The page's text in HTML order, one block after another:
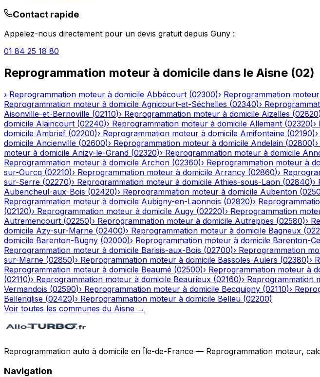
Contact rapide
Appelez-nous directement pour un devis gratuit depuis Guny :
01 84 25 18 80
Reprogrammation moteur à domicile dans le Aisne (02)
› Reprogrammation moteur à domicile Abbécourt (02300)› Reprogrammation
Reprogrammation moteur à domicile Agnicourt-et-Séchelles (02340)›
Aisonville-et-Bernoville (02110)› Reprogrammation moteur à domicile Aizelles (02820
domicile Alaincourt (02240)› Reprogrammation moteur à domicile Allemant (02320)›
domicile Ambrief (02200)› Reprogrammation moteur à domicile Amifontaine (02190)›
domicile Ancienville (02600)› Reprogrammation moteur à domicile Andelain (02800)›
moteur à domicile Anizy-le-Grand (02320)› Reprogrammation moteur à domicile
Reprogrammation moteur à domicile Archon (02360)› Reprogrammation moteur à
sur-Ourcq (02210)› Reprogrammation moteur à domicile Arrancy (02860)›
sur-Serre (02270)› Reprogrammation moteur à domicile Athies-sous-Laon (02840)›
Aubencheul-aux-Bois (02420)› Reprogrammation moteur à domicile Aubenton (
Reprogrammation moteur à domicile Aubigny-en-Laonnois (02820)›
(02120)› Reprogrammation moteur à domicile Augy (02220)› Reprogrammation
Autremencourt (02250)› Reprogrammation moteur à domicile Autreppes (02580)›
domicile Azy-sur-Marne (02400)› Reprogrammation moteur à domicile Bagneux (
domicile Barenton-Bugny (02000)› Reprogrammation moteur à domicile Barenton-
Reprogrammation moteur à domicile Barisis-aux-Bois (02700)› Reprogrammation
sur-Marne (02850)› Reprogrammation moteur à domicile Bassoles-Aulers (02380)›
Reprogrammation moteur à domicile Beaumé (02500)› Reprogrammation moteur à
(02110)› Reprogrammation moteur à domicile Beaurieux (02160)› Reprogrammation
Vermandois (02590)› Reprogrammation moteur à domicile Becquigny (02110)›
Bellenglise (02420)› Reprogrammation moteur à domicile Belleu (02200)
Voir toutes les communes du Aisne →
Reprogrammation auto à domicile en Île-de-France — Reprogrammation moteur,
Navigation